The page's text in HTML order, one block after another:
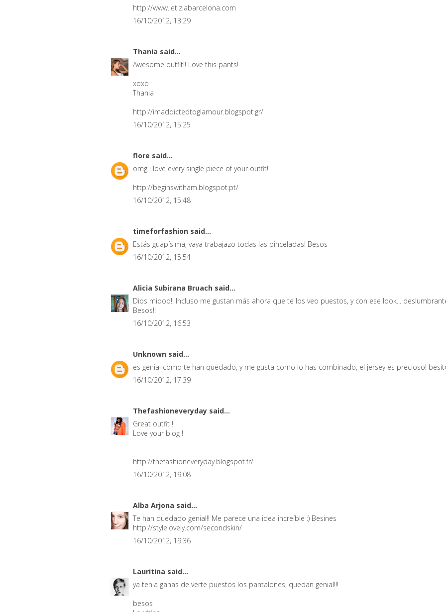
http://www.letiziabarcelona.com
16/10/2012, 13:29
Thania said...
Awesome outfit!! Love this pants!
xoxo
Thania
http://imaddictedtoglamour.blogspot.gr/
16/10/2012, 15:25
flore said...
omg i love every single piece of your outfit!
http://beginswitham.blogspot.pt/
16/10/2012, 15:48
timeforfashion said...
Estás guapísima, vaya trabajazo todas las pinceladas! Besos
16/10/2012, 15:54
Alicia Subirana Bruach said...
Dios miooo!! Incluso me gustan más ahora que te los veo puestos, y con ese look...
Besos!!
16/10/2012, 16:53
Unknown said...
es genial como te han quedado, y me gusta como lo has combinado, el jersey es precioso!
16/10/2012, 17:39
Thefashioneveryday said...
Great outfit !
Love your blog !
http://thefashioneveryday.blogspot.fr/
16/10/2012, 19:08
Alba Arjona said...
Te han quedado genial!! Me parece una idea increíble :) Besines
http://stylelovely.com/secondskin/
16/10/2012, 19:36
Lauritina said...
ya tenia ganas de verte puestos los pantalones, quedan genial!!!
besos